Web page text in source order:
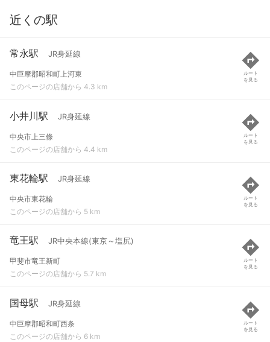
近くの駅
常永駅 JR身延線
中巨摩郡昭和町上河東
このページの店舗から 4.3 km
ルート
を見る
小井川駅 JR身延線
中央市上三條
このページの店舗から 4.4 km
ルート
を見る
東花輪駅 JR身延線
中央市東花輪
このページの店舗から 5 km
ルート
を見る
竜王駅 JR中央本線(東京～塩尻)
甲斐市竜王新町
このページの店舗から 5.7 km
ルート
を見る
国母駅 JR身延線
中巨摩郡昭和町西条
このページの店舗から 6 km
ルート
を見る